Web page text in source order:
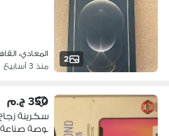
2
المعادي،
منذ 3 أسابيع
350 ج.م
بوصة صناعة